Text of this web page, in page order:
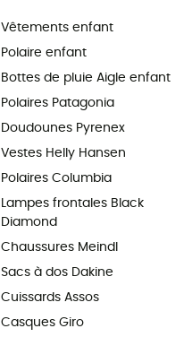
Vêtements enfant
Polaire enfant
Bottes de pluie Aigle enfant
Polaires Patagonia
Doudounes Pyrenex
Vestes Helly Hansen
Polaires Columbia
Lampes frontales Black
Diamond
Chaussures Meindl
Sacs à dos Dakine
Cuissards Assos
Casques Giro